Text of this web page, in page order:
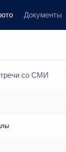
Документы
со СМИ